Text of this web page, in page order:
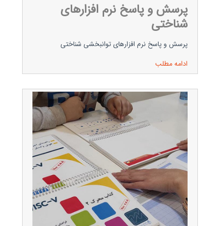
پرسش و پاسخ نرم افزارهای
شناختی
پرسش و پاسخ نرم افزارهای توانبخشی شناختی
ادامه مطلب